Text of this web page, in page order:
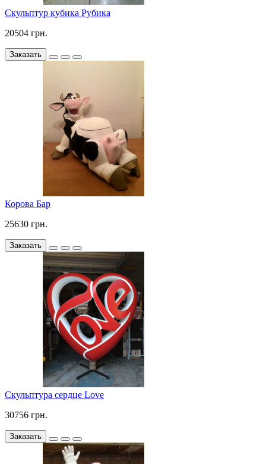
Скульптур кубика Рубика
20504 грн.
Заказать
Корова Бар
25630 грн.
Заказать
Скульптура сердце Love
30756 грн.
Заказать